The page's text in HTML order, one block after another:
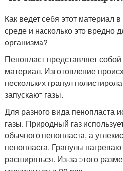
Как ведет себя этот материал
среде и насколько это вредно
организма?
Пенопласт представляет
материал. Изготовление
нескольких гранул
запускают газы.
Для разного вида пенопласта
газы. Природный газ
обычного пенопласта, а
пенопласта. Гранулы
расширяться. Из-за этого